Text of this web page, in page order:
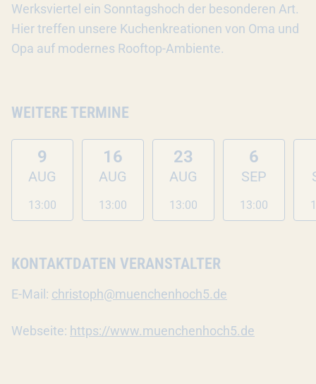
Werksviertel ein Sonntagshoch der besonderen Art.
Hier treffen unsere Kuchenkreationen von Oma und
Opa auf modernes Rooftop-Ambiente.
WEITERE TERMINE
9
AUG
13:00
16
AUG
13:00
23
AUG
13:00
6
SEP
13:00
KONTAKTDATEN VERANSTALTER
E-Mail: christoph@muenchenhoch5.de
Webseite: https://www.muenchenhoch5.de